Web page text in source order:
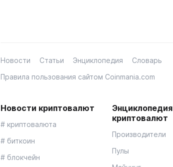
Новости Статьи Энциклопедия
Словарь
Правила пользования сайтом Coinmania.com
Новости криптовалют
# криптовалюта
# биткоин
# блокчейн
Энциклопедия
криптовалют
Производители
Пулы